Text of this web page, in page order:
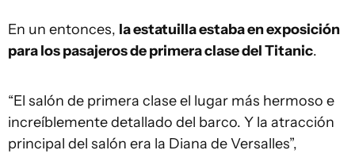
En un entonces, la estatuilla estaba en exposición
para los pasajeros de primera clase del Titanic.
“El salón de primera clase el lugar más hermoso e
increíblemente detallado del barco. Y la atracción
principal del salón era la Diana de Versalles”,